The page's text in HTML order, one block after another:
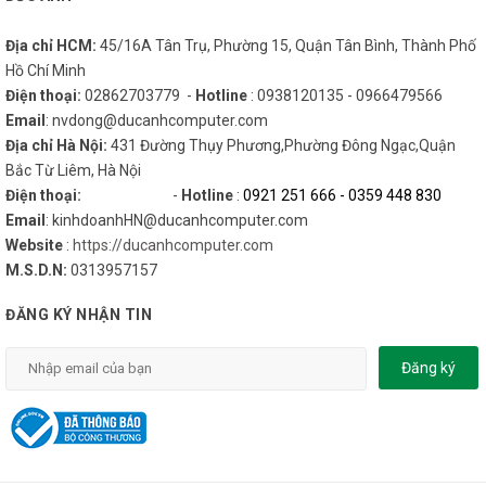
KHÔNG tích hợp đồ họa.
Hỗ trợ bộ nhớ
Socket LGA 2066.
TDP 112W.
Tản nhiệtKHÔNG đi kèm sản phẩm.
Tính năng nổi bật
Tối đa hóa hiệu năng
Dù bạn đang làm xử lý một bộ phim truyện mới nhất hay phần
tiếp theo của một chuỗi video trên YouTube*, bộ xử lý
Địa chỉ HCM: 45/16A Tân Trụ, Phường 15, Quận Tân Bình, Thành Phố
Hồ Chí Minh
Điện thoại: 02862703779 - Hotline : 0938120135 - 0966479566
Email : nvdong@ducanhcomputer.com
Địa chỉ Hà Nội: 431 Đường Thụy Phương,Phường Đông Ngạc,Quận
Bắc Từ Liêm, Hà Nội
Điện thoại: - Hotline : 0921 251 666 - 0359 448 830
Email : kinhdoanhHN@ducanhcomputer.com
Website : https://ducanhcomputer.com
M.S.D.N: 0313957157
ĐĂNG KÝ NHẬN TIN
Đăng ký